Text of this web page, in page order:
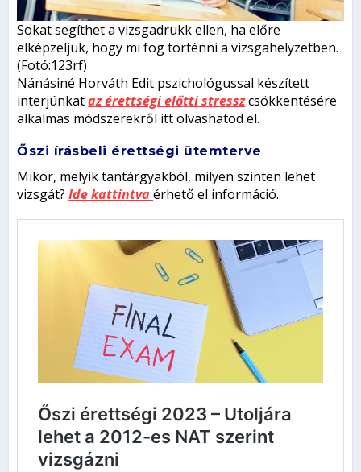
Sokat segíthet a vizsgadrukk ellen, ha előre
elképzeljük, hogy mi fog történni a vizsgahelyzetben.
(Fotó:123rf)
Nánásiné Horváth Edit pszichológussal készített
interjúnkataz érettségi előtti stresszcsökkentésére
alkalmas módszerekről itt olvashatod el.
Őszi írásbeli érettségi ütemterve
Mikor, melyik tantárgyakból, milyen szinten lehet
vizsgát?Ide kattintvaérhető el információ.